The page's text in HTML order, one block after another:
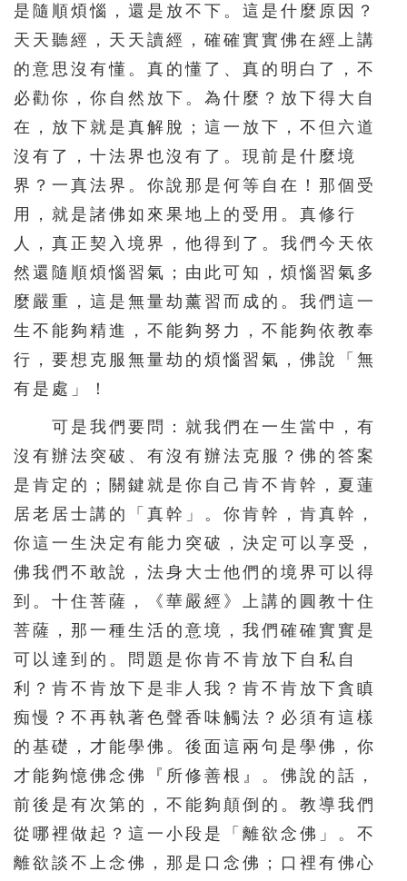
是隨順煩惱，還是放不下。這是什麼原因？
天天聽經，天天讀經，確確實實佛在經上講
的意思沒有懂。真的懂了、真的明白了，不
必勸你，你自然放下。為什麼？放下得大自
在，放下就是真解脫；這一放下，不但六道
沒有了，十法界也沒有了。現前是什麼境
界？一真法界。你說那是何等自在！那個受
用，就是諸佛如來果地上的受用。真修行
人，真正契入境界，他得到了。我們今天依
然還隨順煩惱習氣；由此可知，煩惱習氣多
麼嚴重，這是無量劫薰習而成的。我們這一
生不能夠精進，不能夠努力，不能夠依教奉
行，要想克服無量劫的煩惱習氣，佛說「無
有是處」！
可是我們要問：就我們在一生當中，有
沒有辦法突破、有沒有辦法克服？佛的答案
是肯定的；關鍵就是你自己肯不肯幹，夏蓮
居老居士講的「真幹」。你肯幹，肯真幹，
你這一生決定有能力突破，決定可以享受，
佛我們不敢說，法身大士他們的境界可以得
到。十住菩薩，《華嚴經》上講的圓教十住
菩薩，那一種生活的意境，我們確確實實是
可以達到的。問題是你肯不肯放下自私自
利？肯不肯放下是非人我？肯不肯放下貪瞋
痴慢？不再執著色聲香味觸法？必須有這樣
的基礎，才能學佛。後面這兩句是學佛，你
才能夠憶佛念佛『所修善根』。佛說的話，
前後是有次第的，不能夠顛倒的。教導我們
從哪裡做起？這一小段是「離欲念佛」。不
離欲談不上念佛，那是口念佛；口裡有佛心